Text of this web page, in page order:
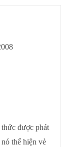
được phát
thể hiện vẻ